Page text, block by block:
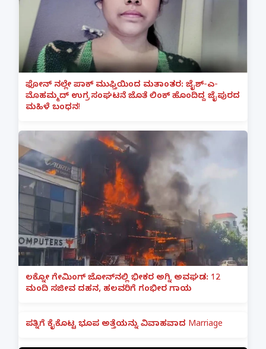
ಫೋನ್ ನಲ್ಲೇ ಪಾಕ್ ಮುಫ್ತಿಯಿಂದ ಮತಾಂತರ: ಜೈಶ್-ಎ-
ಮೊಹಮ್ಮದ್ ಉಗ್ರ ಸಂಘಟನೆ ಜೊತೆ ಲಿಂಕ್ ಹೊಂದಿದ್ದ ಜೈಪುರದ
ಮಹಿಳೆ ಬಂಧನ!
ಲಕ್ನೋ ಗೇಮಿಂಗ್ ಜೋನ್‌ನಲ್ಲಿ ಭೀಕರ ಅಗ್ನಿ ಅವಘಡ: 12
ಮಂದಿ ಸಜೀವ ದಹನ, ಹಲವರಿಗೆ ಗಂಭೀರ ಗಾಯ
ಪತ್ನಿಗೆ ಕೈಕೊಟ್ಟ ಭೂಪ ಅತ್ತೆಯನ್ನು ವಿವಾಹವಾದ Marriage